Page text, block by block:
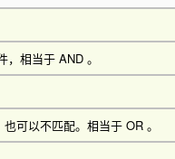
相当于 AND 。
可以不匹配。相当于 OR 。